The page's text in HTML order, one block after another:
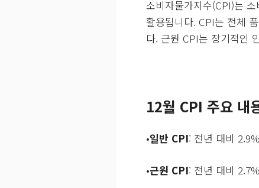
소비자물가지수(CPI)는
활용됩니다. CPI는 전체
다. 근원 CPI는 장기적인
12월 CPI 주요 내
•일반 CPI: 전년 대비
•근원 CPI: 전년 대비